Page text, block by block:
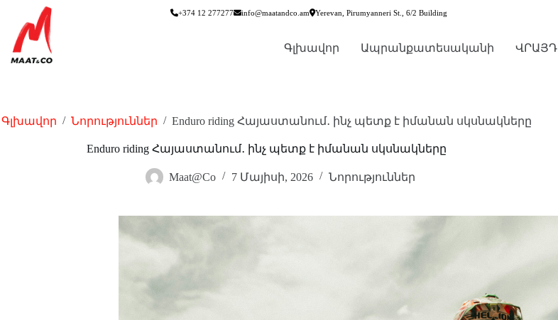
+374 12 277277 info@maatandco.am Yerevan, Pirumyanneri St., 6/2 Building
Գլխավոր Ապրանքատեսականի ՎՐԱՅԴ
Գլխավոր / Նորություններ / Enduro riding Հայաստանում․ ինչ պետք է իմանան սկսնակները
Enduro riding Հայաստանում․ ինչ պետք է իմանան սկսնակները
Maat@Co 7 Մայիսի, 2026 Նորություններ